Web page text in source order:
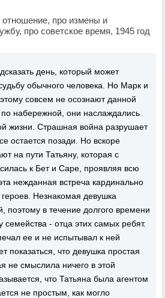
про измены и
про советское время, 1945 год
день, который может
обычного человека. Но Марк и
совсем не осознают данной
набережной, они наслаждались
жизни. Страшная война разрушает
остается позади. Но вскоре
на пути Татьяну, которая с
к Бет и Саре, проявляя всю
нежданная встреча кардинально
Незнакомая девушка
поэтому в течение долгого времени
семейства - отца этих самых ребят.
ее и не испытывал к ней
показаться, что девушка простая
не смыслила ничего в этой
что Татьяна была агентом
не простым, как могло